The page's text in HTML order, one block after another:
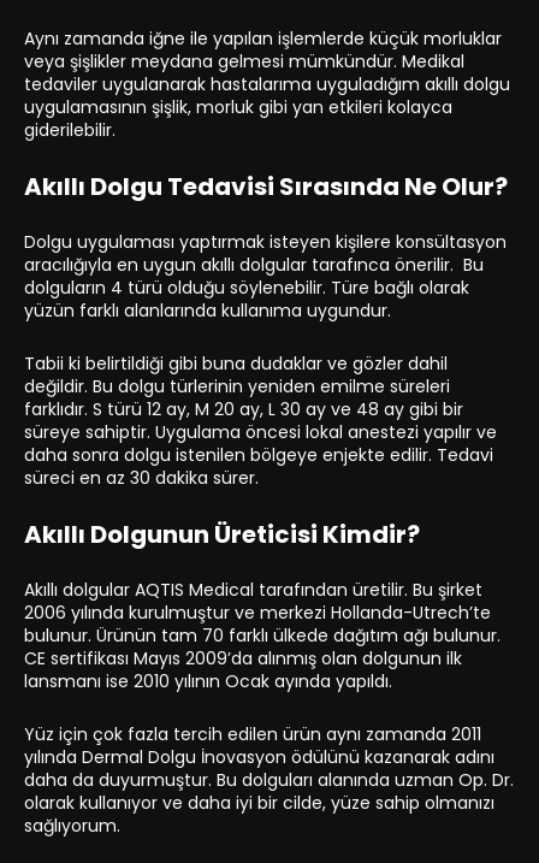
Aynı zamanda iğne ile yapılan işlemlerde küçük morluklar
veya şişlikler meydana gelmesi mümkündür. Medikal
tedaviler uygulanarak hastalarıma uyguladığım akıllı dolgu
uygulamasının şişlik, morluk gibi yan etkileri kolayca
giderilebilir.
Akıllı Dolgu Tedavisi Sırasında Ne Olur?
Dolgu uygulaması yaptırmak isteyen kişilere konsültasyon
aracılığıyla en uygun akıllı dolgular tarafınca önerilir. Bu
dolguların 4 türü olduğu söylenebilir. Türe bağlı olarak
yüzün farklı alanlarında kullanıma uygundur.
Tabii ki belirtildiği gibi buna dudaklar ve gözler dahil
değildir. Bu dolgu türlerinin yeniden emilme süreleri
farklıdır. S türü 12 ay, M 20 ay, L 30 ay ve 48 ay gibi bir
süreye sahiptir. Uygulama öncesi lokal anestezi yapılır ve
daha sonra dolgu istenilen bölgeye enjekte edilir. Tedavi
süreci en az 30 dakika sürer.
Akıllı Dolgunun Üreticisi Kimdir?
Akıllı dolgular AQTIS Medical tarafından üretilir. Bu şirket
2006 yılında kurulmuştur ve merkezi Hollanda-Utrech’te
bulunur. Ürünün tam 70 farklı ülkede dağıtım ağı bulunur.
CE sertifikası Mayıs 2009’da alınmış olan dolgunun ilk
lansmanı ise 2010 yılının Ocak ayında yapıldı.
Yüz için çok fazla tercih edilen ürün aynı zamanda 2011
yılında Dermal Dolgu İnovasyon ödülünü kazanarak adını
daha da duyurmuştur. Bu dolguları alanında uzman Op. Dr.
olarak kullanıyor ve daha iyi bir cilde, yüze sahip olmanızı
sağlıyorum.